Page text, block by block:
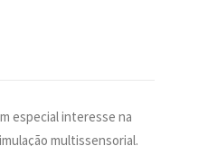
especial interesse na
multissensorial.